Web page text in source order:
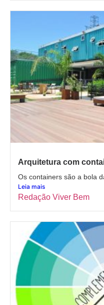
Arquitetura com
Os containers são a bola
Leia mais
Redação Viver Bem